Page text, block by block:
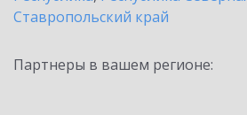
Ставропольский край
Партнеры в вашем регионе: